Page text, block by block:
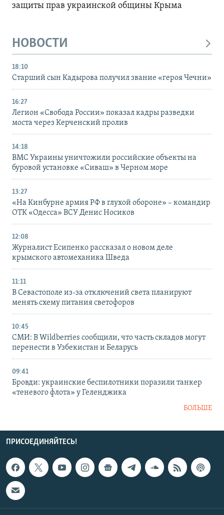
защиты прав украинской общины Крыма
НОВОСТИ
18:10
Старший сын Кадырова получил звание «героя Чечни»
16:27
Легион «Свобода России» показал кадры разведки
моста через Керченский пролив
14:18
ВМС Украины уничтожили российские объекты на
буровой установке «Сиваш» в Черном море
13:27
«На Кинбурне армия РФ в глухой обороне» – командир
ОТК «Одесса» ВСУ Денис Носиков
12:08
Журналист Есипенко рассказал о новом деле
крымского автомеханика Шведа
11:11
В Севастополе из-за отключений света планируют
менять схему питания светофоров
10:45
СМИ: В Wildberries сообщили, что часть складов могут
перенести в Узбекистан и Беларусь
09:41
Бровди: украинские беспилотники поразили танкер
«теневого флота» у Геленджика
БОЛЬШЕ
ПРИСОЕДИНЯЙТЕСЬ!